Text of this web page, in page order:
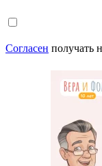
Согласен получать